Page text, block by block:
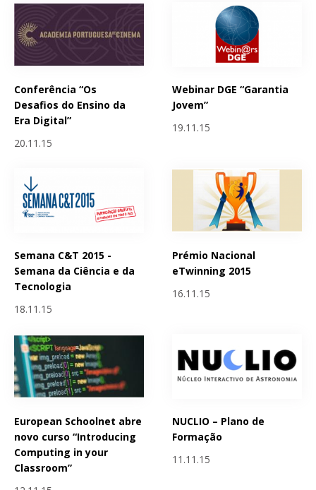
Conferência “Os
Desafios do Ensino da
Era Digital”
20.11.15
Webinar DGE “Garantia
Jovem”
19.11.15
Semana C&T 2015 -
Semana da Ciência e da
Tecnologia
18.11.15
Prémio Nacional
eTwinning 2015
16.11.15
European Schoolnet abre
novo curso “Introducing
Computing in your
Classroom”
NUCLIO – Plano de
Formação
11.11.15